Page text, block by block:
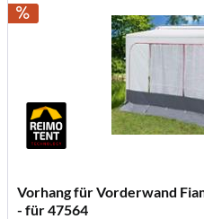
Vorhang für Vorderwand
- für 47564